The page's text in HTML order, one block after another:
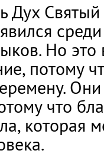
Дух
Но
потому
что
которая